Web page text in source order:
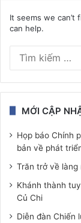
It seems we can’t
can help.
MỚI CẬP
Họp báo Chính
bản về phát
Trăn trở về làng
Khánh thành
Củ Chi
Diễn đàn Chiến